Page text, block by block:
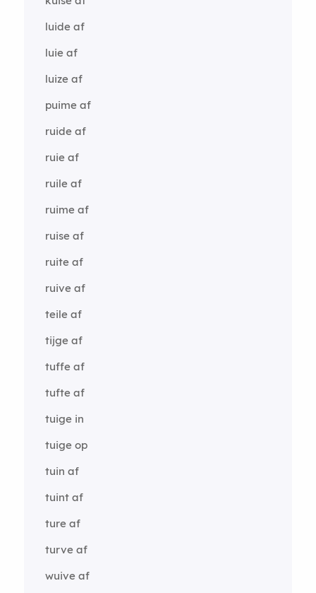
luide af
luie af
luize af
puime af
ruide af
ruie af
ruile af
ruime af
ruise af
ruite af
ruive af
teile af
tijge af
tuffe af
tufte af
tuige in
tuige op
tuin af
tuint af
ture af
turve af
wuive af